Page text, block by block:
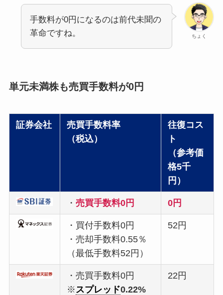
ちょく
手数料が0円になるのは前代未聞の
革命ですね。
単元未満株も売買手数料が0円
証券会社
売買手数料率
（税込）
往復コス
ト
（参考価
格5千
円）
・売買手数料0円 0円
・買付手数料0円
・売却手数料0.55％
（最低手数料52円）
52円
・売買手数料0円
※ スプレッド0.22%
22円